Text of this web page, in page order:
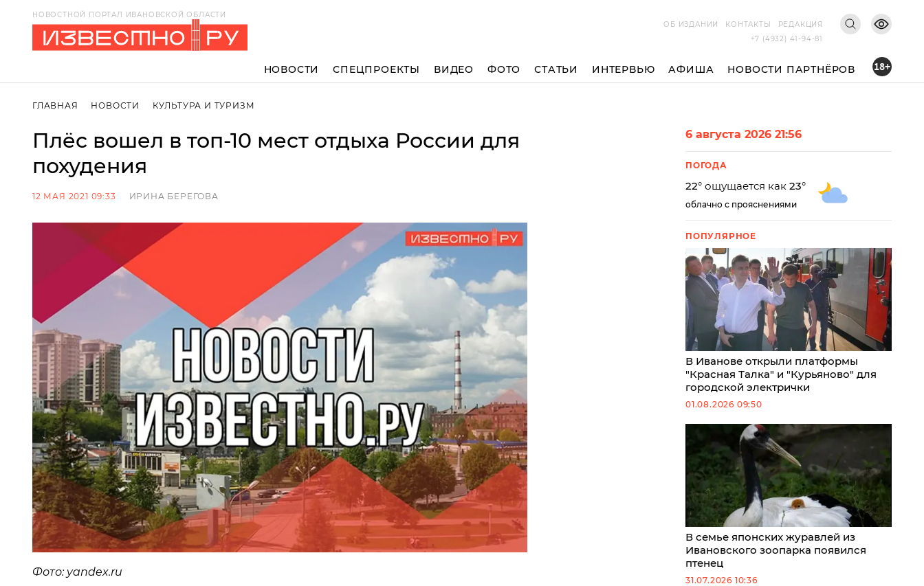
НОВОСТНОЙ ПОРТАЛ ИВАНОВСКОЙ ОБЛАСТИ
ОБ ИЗДАНИИ
КОНТАКТЫ
РЕДАКЦИЯ
+7 (4932) 41-94-81
НОВОСТИ СПЕЦПРОЕКТЫ ВИДЕО ФОТО СТАТЬИ ИНТЕРВЬЮ АФИША НОВОСТИ ПАРТНЁРОВ 18+
ГЛАВНАЯ НОВОСТИ КУЛЬТУРА И ТУРИЗМ
Плёс вошел в топ-10 мест отдыха России для
похудения
12 МАЯ 2021 09:33 ИРИНА БЕРЕГОВА
Фото: yandex.ru
6 августа 2026 21:56
ПОГОДА
22° ощущается как 23°
облачно с прояснениями
ПОПУЛЯРНОЕ
В Иванове открыли платформы
"Красная Талка" и "Курьяново" для
городской электрички
01.08.2026 09:50
В семье японских журавлей из
Ивановского зоопарка появился
птенец
31.07.2026 10:36